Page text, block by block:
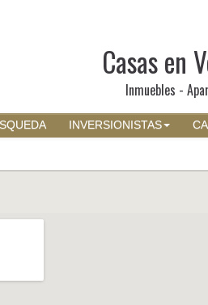
Casas en
Inmuebles -
INVERSIONISTAS